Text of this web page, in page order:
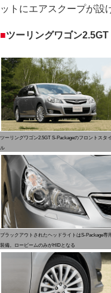
ットにエアスクープが設
■ツーリングワゴン
ツーリングワゴン2.5GT S-Packageのフロントスタイ
ル
ブラックアウトされたヘッドライトはS-Package専
装備。ロービームのみがHIDとなる